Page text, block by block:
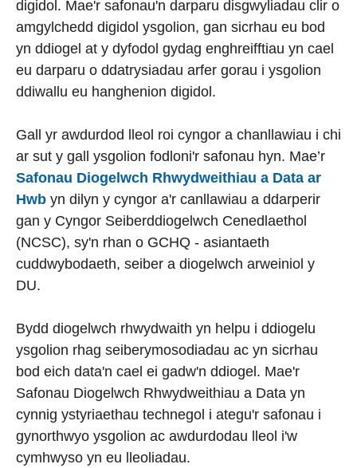
digidol. Mae'r safonau'n darparu disgwyliadau clir o
amgylchedd digidol ysgolion, gan sicrhau eu bod
yn ddiogel at y dyfodol gydag enghreifftiau yn cael
eu darparu o ddatrysiadau arfer gorau i ysgolion
ddiwallu eu hanghenion digidol.
Gall yr awdurdod lleol roi cyngor a chanllawiau i chi
ar sut y gall ysgolion fodloni'r safonau hyn. Mae’r
Safonau Diogelwch Rhwydweithiau a Data ar
Hwb yn dilyn y cyngor a'r canllawiau a ddarperir
gan y Cyngor Seiberddiogelwch Cenedlaethol
(NCSC), sy'n rhan o GCHQ - asiantaeth
cuddwybodaeth, seiber a diogelwch arweiniol y
DU.
Bydd diogelwch rhwydwaith yn helpu i ddiogelu
ysgolion rhag seiberymosodiadau ac yn sicrhau
bod eich data'n cael ei gadw'n ddiogel. Mae'r
Safonau Diogelwch Rhwydweithiau a Data yn
cynnig ystyriaethau technegol i ategu'r safonau i
gynorthwyo ysgolion ac awdurdodau lleol i'w
cymhwyso yn eu lleoliadau.